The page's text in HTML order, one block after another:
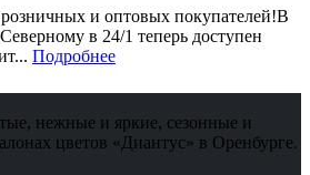
и оптовых покупателей!В
в 24/1 теперь доступен
Подробнее
нежные и яркие, сезонные и
цветов «Диантус» в Оренбурге.